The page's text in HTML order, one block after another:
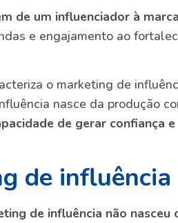
de um influenciador à
e engajamento ao
o marketing de
nasce da produção
de gerar confiança e
de influência
de influência não nasceu